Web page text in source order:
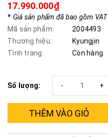
17.990.000₫
* Giá sản phẩm đã bao gồm VAT
Mã sản phẩm:
2004493
Thương hiệu:
Kyungjin
Tình trạng:
Còn hàng
Số lượng: +
-
THÊM VÀO GIỎ